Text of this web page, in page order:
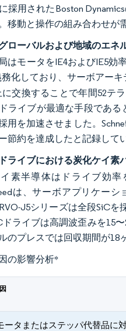
採用されたBoston
移動と操作の組み合わせが
ローバルおよび地域のエネ
はモータをIE4およびIE5効
務化しており、サーボアー
に交換することで年間52テ
ライブが最適な手段である
用を加速させました。
節約を達成したと記録して
ライブにおける炭化ケイ素
素半導体はドライブ効率
は、サーボアプリケー
J5シリーズは全段SiC
ドライブは高調波歪みを15
のプレスでは回収期間が18
の影響分析*
ータまたはステッパ代替品に